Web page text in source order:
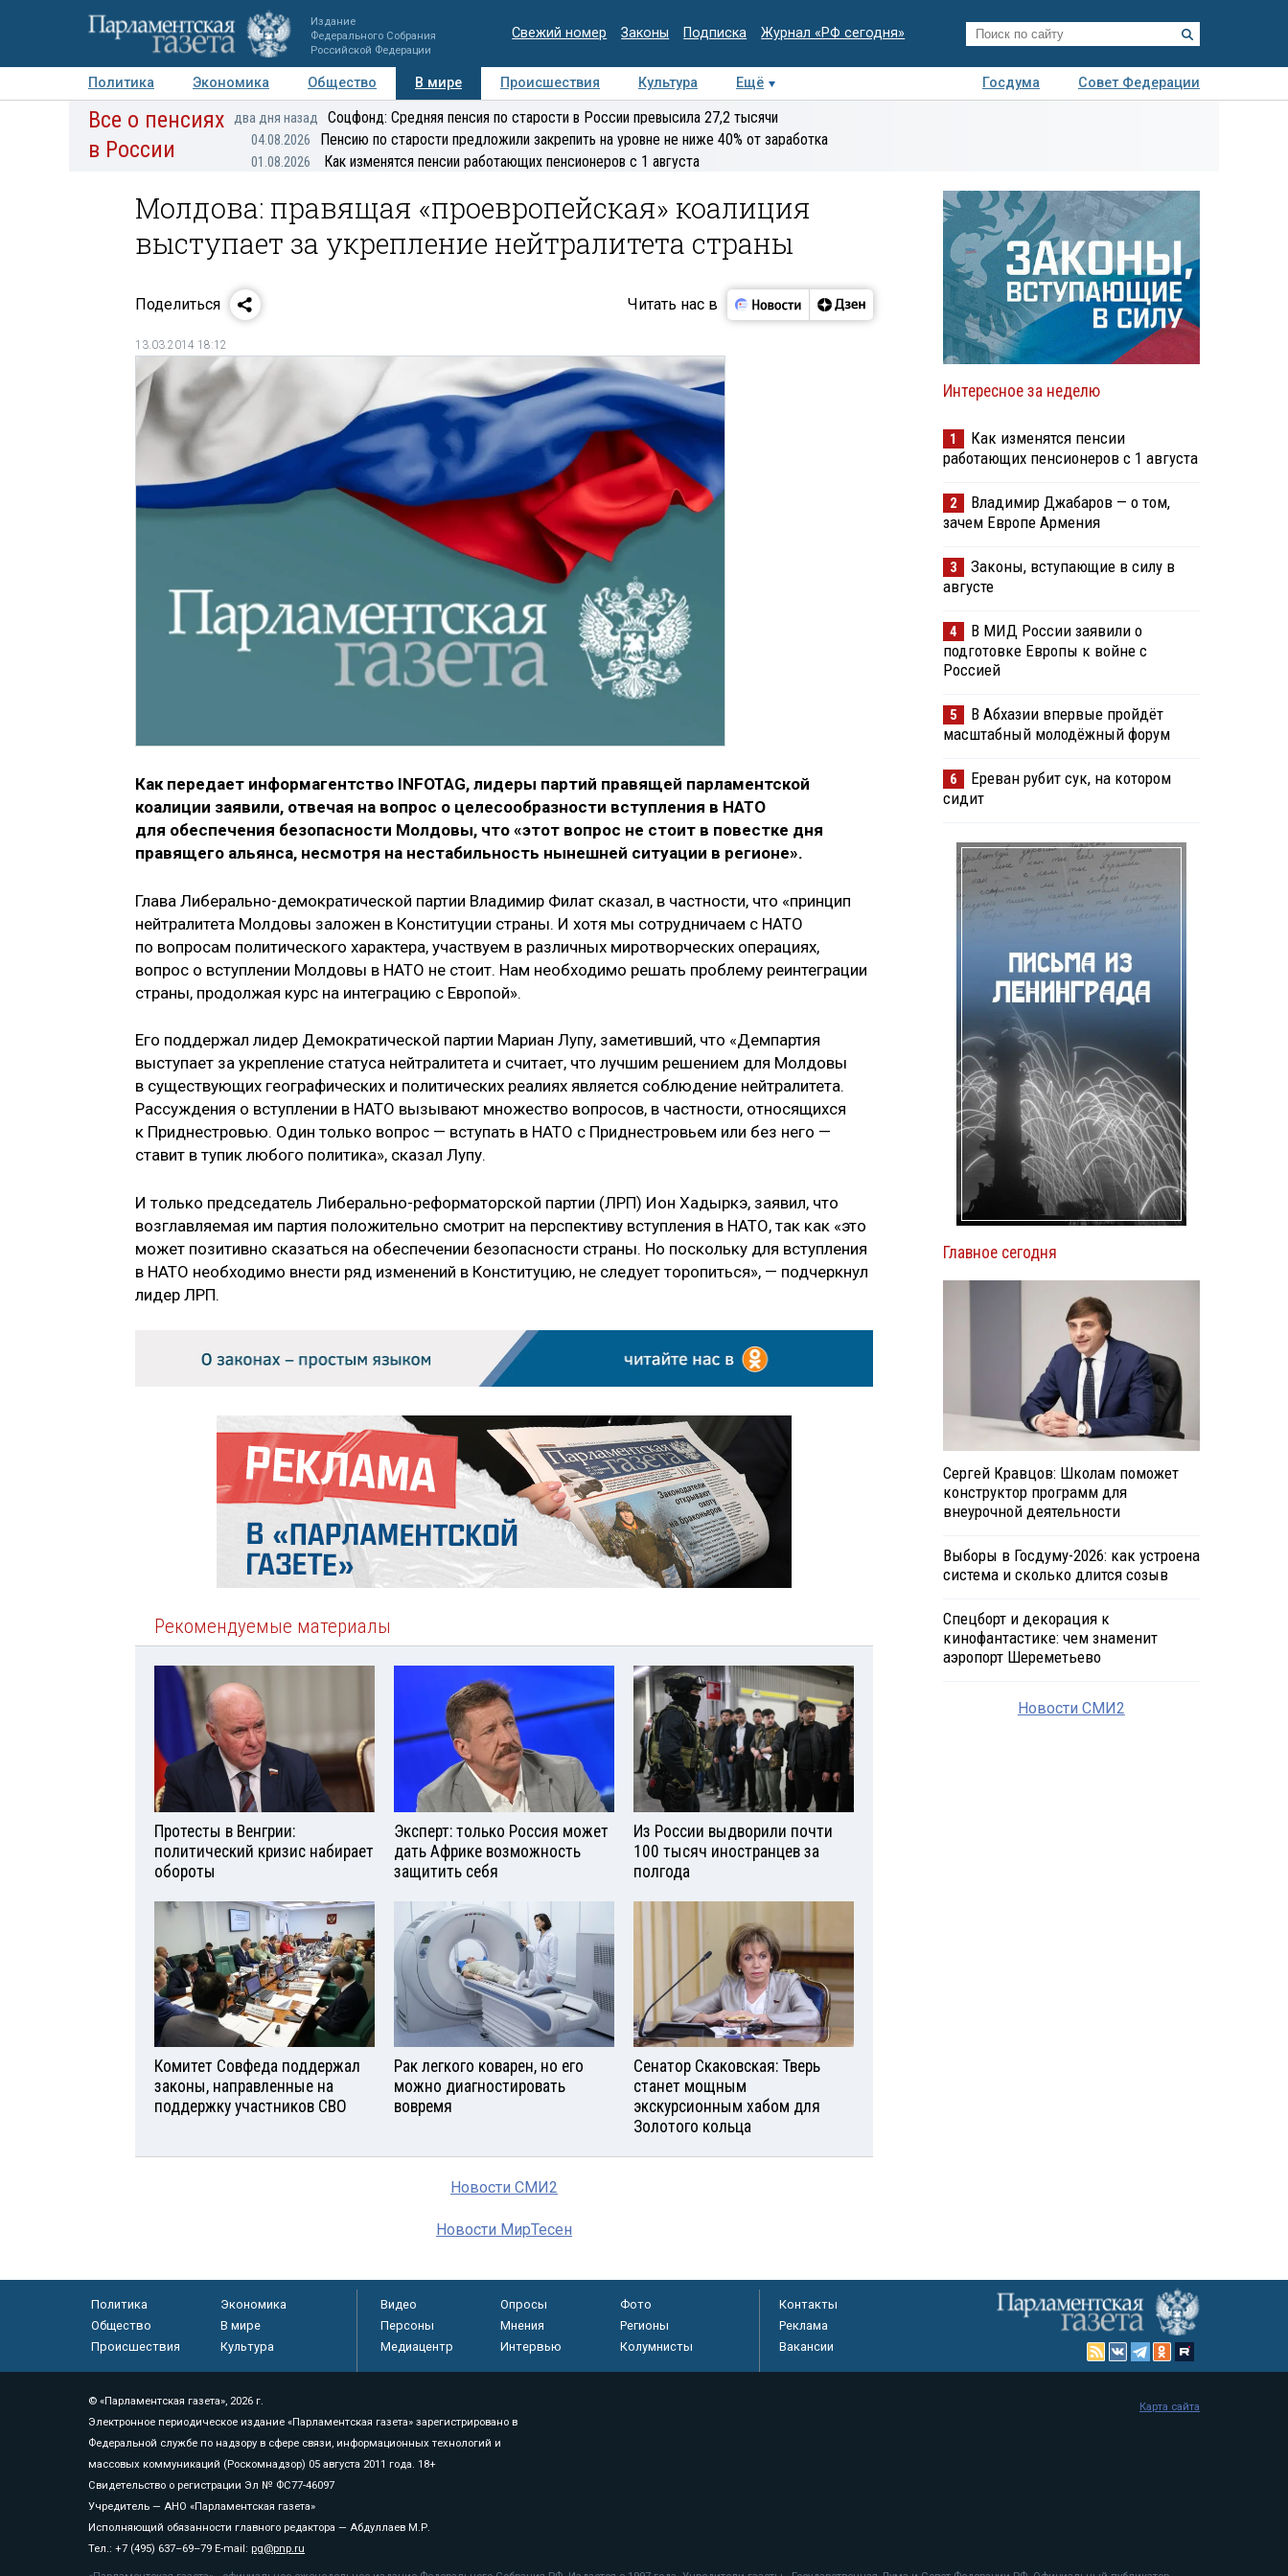
Издание
Федерального Собрания
Российской Федерации
Свежий номер Законы Подписка Журнал «РФ сегодня»
Политика Экономика Общество В мире Происшествия Культура Ещё Госдума
Совет Федерации
Авторы Персоны Мнения Регионы Медиацентр Интервью Колумнисты
Все о пенсиях
в России
два дня назад Соцфонд: Средняя пенсия по старости в России превысила 27,2 тысячи
04.08.2026 Пенсию по старости предложили закрепить на уровне не ниже 40% от заработка
01.08.2026 Как изменятся пенсии работающих пенсионеров с 1 августа
Молдова: правящая «проевропейская» коалиция
выступает за укрепление нейтралитета страны
Поделиться Читать нас в
13.03.2014 18:12
Как передает информагентство INFOTAG, лидеры партий правящей парламентской
коалиции заявили, отвечая на вопрос о целесообразности вступления в НАТО
для обеспечения безопасности Молдовы, что «этот вопрос не стоит в повестке дня
правящего альянса, несмотря на нестабильность нынешней ситуации в регионе».
Глава Либерально-демократической партии Владимир Филат сказал, в частности, что «принцип
нейтралитета Молдовы заложен в Конституции страны. И хотя мы сотрудничаем с НАТО
по вопросам политического характера, участвуем в различных миротворческих операциях,
вопрос о вступлении Молдовы в НАТО не стоит. Нам необходимо решать проблему реинтеграции
страны, продолжая курс на интеграцию с Европой».
Его поддержал лидер Демократической партии Мариан Лупу, заметивший, что «Демпартия
выступает за укрепление статуса нейтралитета и считает, что лучшим решением для Молдовы
в существующих географических и политических реалиях является соблюдение нейтралитета.
Рассуждения о вступлении в НАТО вызывают множество вопросов, в частности, относящихся
к Приднестровью. Один только вопрос — вступать в НАТО с Приднестровьем или без него —
ставит в тупик любого политика», сказал Лупу.
И только председатель Либерально-реформаторской партии (ЛРП) Ион Хадыркэ, заявил, что
возглавляемая им партия положительно смотрит на перспективу вступления в НАТО, так как «это
может позитивно сказаться на обеспечении безопасности страны. Но поскольку для вступления
в НАТО необходимо внести ряд изменений в Конституцию, не следует торопиться», — подчеркнул
лидер ЛРП.
Рекомендуемые материалы
Протесты в Венгрии:
политический кризис набирает
обороты
Эксперт: только Россия может
дать Африке возможность
защитить себя
Из России выдворили почти
100 тысяч иностранцев за
полгода
Комитет Совфеда поддержал
законы, направленные на
поддержку участников СВО
Рак легкого коварен, но его
можно диагностировать
вовремя
Сенатор Скаковская: Тверь
станет мощным
экскурсионным хабом для
Золотого кольца
Новости СМИ2
Новости МирТесен
Интересное за неделю
1
Как изменятся пенсии
работающих пенсионеров с 1 августа
2
Владимир Джабаров — о том,
зачем Европе Армения
3
Законы, вступающие в силу в
августе
4
В МИД России заявили о
подготовке Европы к войне с
Россией
5
В Абхазии впервые пройдёт
масштабный молодёжный форум
6
Ереван рубит сук, на котором
сидит
Главное сегодня
Сергей Кравцов: Школам поможет
конструктор программ для
внеурочной деятельности
Выборы в Госдуму-2026: как устроена
система и сколько длится созыв
Спецборт и декорация к
кинофантастике: чем знаменит
аэропорт Шереметьево
Новости СМИ2
Политика
Экономика
Общество
В мире
Происшествия
Культура
Видео Опросы
Фото
Персоны
Мнения
Регионы
Медиацентр
Интервью Колумнисты
Контакты
Реклама
Вакансии
© «Парламентская газета», 2026 г.
Электронное периодическое издание «Парламентская газета» зарегистрировано в
Федеральной службе по надзору в сфере связи, информационных технологий и
массовых коммуникаций (Роскомнадзор) 05 августа 2011 года. 18+
Свидетельство о регистрации Эл № ФС77-46097
Учредитель — АНО «Парламентская газета»
Исполняющий обязанности главного редактора — Абдуллаев М.Р.
Тел.: +7 (495) 637–69–79 E-mail: pg@pnp.ru
Карта сайта